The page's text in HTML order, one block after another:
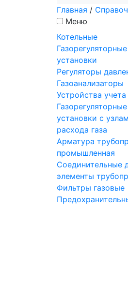
Главная /
Меню
Котельные
установки
Регуляторы
Газоанализаторы
Устройства
установки с
расхода газа
Арматура
промышленная
Соединительные
элементы
Фильтры газовые